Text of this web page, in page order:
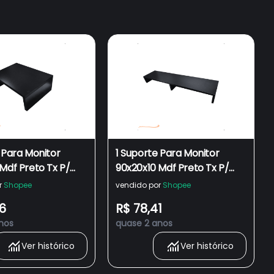
Monitor
Preto Tx P/
Escritorio Base
Home Offiice
Notebook 30
X 10 Cm Preta
Organização
Shopee
Ver histórico
1 Suporte Para Monitor
90x20x10 Mdf Preto Tx P/
Telas Moveis Escritorio Base
Mesa Mesinha Home Offiice
Madeira 90Cm Notebook 90
Cm X 20 Cm X 10 Cm Preta
Para Tv Pc Organização
vendido por Shopee
R$ 78,41
quase 2 anos
Ver histórico